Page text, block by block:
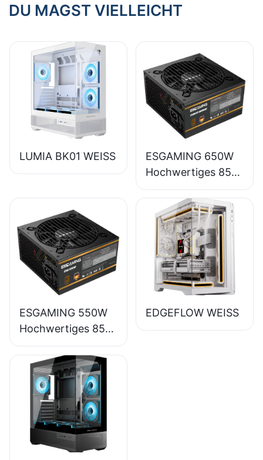
DU MAGST VIELLEICHT
LUMIA BK01 WEISS
ESGAMING 650W
Hochwertiges 85%
Wirkungsgrad
Vollmodul 80+
Bronze Desktop-
PC-Netzteil
ESB650W
ESGAMING 550W
Hochwertiges 85%
Wirkungsgrad 80+
Bronze Desktop-
PC-Netzteil
ESB550W
EDGEFLOW WEISS